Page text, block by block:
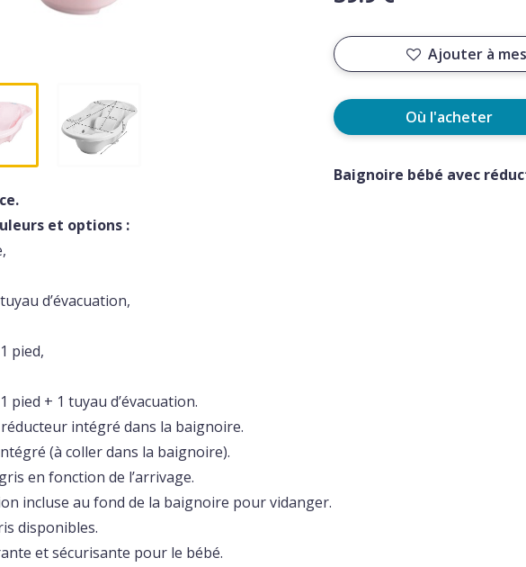
Ajouter à
Où l'acheter
Baignoire bébé avec
et options :
d’évacuation,
pied,
pied + 1 tuyau d’évacuation.
intégré dans la baignoire.
(à coller dans la baignoire).
en fonction de l’arrivage.
incluse au fond de la baignoire pour vidanger.
disponibles.
et sécurisante pour le bébé.